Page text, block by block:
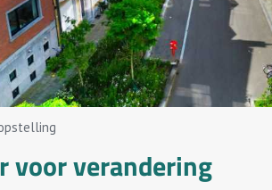
voor verandering